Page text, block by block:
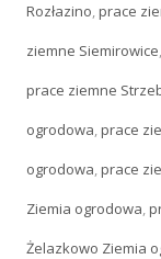
Rozłazino,prace
ziemne Siemirowice,
prace ziemne
ogrodowa,prace
ogrodowa,prace
Ziemia ogrodowa,
Żelazkowo Ziemia